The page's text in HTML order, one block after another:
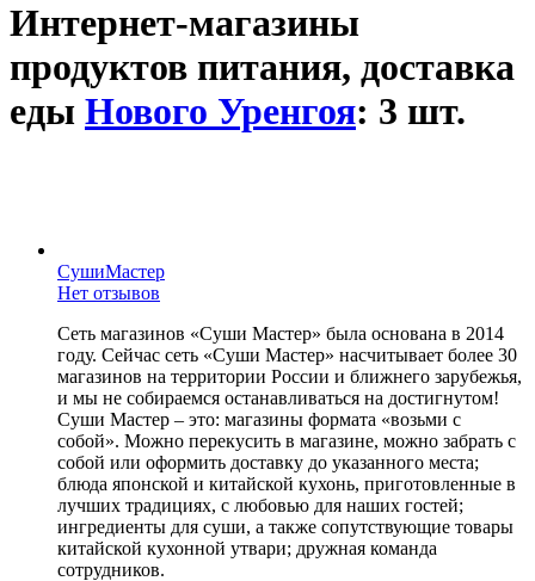
Интернет-магазины
продуктов питания, доставка
еды Нового Уренгоя: 3 шт.
СушиМастер
Нет отзывов
Сеть магазинов «Суши Мастер» была основана в 2014
году. Сейчас сеть «Суши Мастер» насчитывает более 30
магазинов на территории России и ближнего зарубежья,
и мы не собираемся останавливаться на достигнутом!
Суши Мастер – это: магазины формата «возьми с
собой». Можно перекусить в магазине, можно забрать с
собой или оформить доставку до указанного места;
блюда японской и китайской кухонь, приготовленные в
лучших традициях, с любовью для наших гостей;
ингредиенты для суши, а также сопутствующие товары
китайской кухонной утвари; дружная команда
сотрудников.